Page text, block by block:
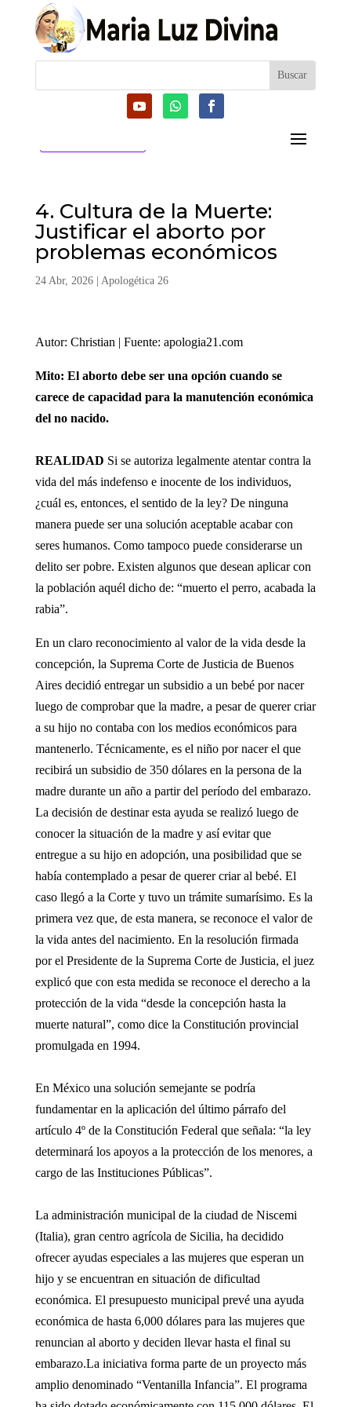
4. Cultura de la Muerte:
Justificar el aborto por
problemas económicos
24 Abr, 2026| Apologética 26
Autor: Christian | Fuente: apologia21.com
Mito: El aborto debe ser una opción cuando se
carece de capacidad para la manutención económica
del no nacido.
REALIDAD Si se autoriza legalmente atentar contra la
vida del más indefenso e inocente de los individuos,
¿cuál es, entonces, el sentido de la ley? De ninguna
manera puede ser una solución aceptable acabar con
seres humanos. Como tampoco puede considerarse un
delito ser pobre. Existen algunos que desean aplicar con
la población aquél dicho de: “muerto el perro, acabada la
rabia”.
En un claro reconocimiento al valor de la vida desde la
concepción, la Suprema Corte de Justicia de Buenos
Aires decidió entregar un subsidio a un bebé por nacer
luego de comprobar que la madre, a pesar de querer criar
a su hijo no contaba con los medios económicos para
mantenerlo. Técnicamente, es el niño por nacer el que
recibirá un subsidio de 350 dólares en la persona de la
madre durante un año a partir del período del embarazo.
La decisión de destinar esta ayuda se realizó luego de
conocer la situación de la madre y así evitar que
entregue a su hijo en adopción, una posibilidad que se
había contemplado a pesar de querer criar al bebé. El
caso llegó a la Corte y tuvo un trámite sumarísimo. Es la
primera vez que, de esta manera, se reconoce el valor de
la vida antes del nacimiento. En la resolución firmada
por el Presidente de la Suprema Corte de Justicia, el juez
explicó que con esta medida se reconoce el derecho a la
protección de la vida “desde la concepción hasta la
muerte natural”, como dice la Constitución provincial
promulgada en 1994.
En México una solución semejante se podría
fundamentar en la aplicación del último párrafo del
artículo 4º de la Constitución Federal que señala: “la ley
determinará los apoyos a la protección de los menores, a
cargo de las Instituciones Públicas”.
La administración municipal de la ciudad de Niscemi
(Italia), gran centro agrícola de Sicilia, ha decidido
ofrecer ayudas especiales a las mujeres que esperan un
hijo y se encuentran en situación de dificultad
económica. El presupuesto municipal prevé una ayuda
económica de hasta 6,000 dólares para las mujeres que
renuncian al aborto y deciden llevar hasta el final su
embarazo.La iniciativa forma parte de un proyecto más
amplio denominado “Ventanilla Infancia”. El programa